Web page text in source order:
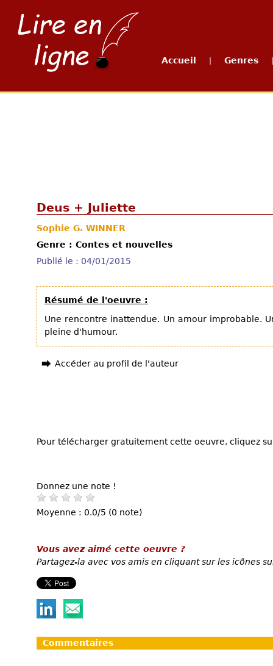
Accueil Genres
Deus + Juliette
Sophie G. WINNER
Genre : Contes et nouvelles
Publié le : 04/01/2015
Résumé de l'oeuvre :
Une rencontre inattendue. Un amour improbable.
pleine d'humour.
Accéder au profil de l'auteur
Pour télécharger gratuitement cette oeuvre, cliquez
Donnez une note !
Moyenne : 0.0/5 (0 note)
Vous avez aimé cette oeuvre ?
Partagez-la avec vos amis en cliquant sur les icônes
Commentaires